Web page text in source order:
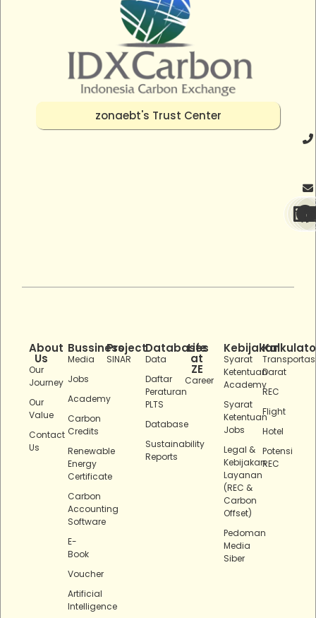
zonaebt's Trust Center
About
Us
Our
Journey
Our
Value
Contact
Us
Bussiness
Media
Jobs
Academy
Carbon
Credits
Renewable
Energy
Certificate
Carbon
Accounting
Software
E-
Book
Voucher
Artificial
Intelligence
Project
SINAR
Databases
Data
Daftar
Peraturan
PLTS
Database
Sustainability
Reports
Life
at
ZE
Career
Kebijakan
Syarat
Ketentuan
Academy
Syarat
Ketentuan
Jobs
Legal &
Kebijakan
Layanan
(REC &
Carbon
Offset)
Pedoman
Media
Siber
Darat
REC
Flight
Hotel
Potensi
REC